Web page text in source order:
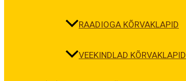
RAADIOGA KÕRVAKLAPID
VEEKINDLAD KÕRVAKLAPID